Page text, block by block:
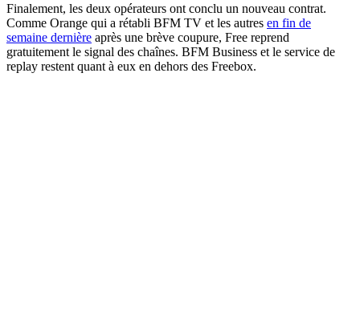
Finalement, les deux opérateurs ont conclu un nouveau contrat.
Comme Orange qui a rétabli BFM TV et les autres en fin de
semaine dernière après une brève coupure, Free reprend
gratuitement le signal des chaînes. BFM Business et le service de
replay restent quant à eux en dehors des Freebox.